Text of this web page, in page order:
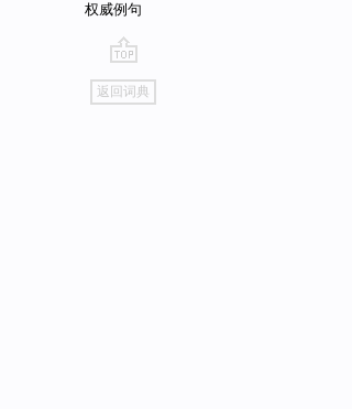
权威例句
go
top
返回词典